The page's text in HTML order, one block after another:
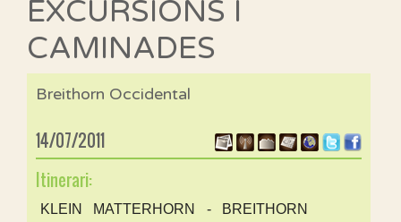
EXCURSIONS I
CAMINADES
Breithorn Occidental
14/07/2011
Itinerari:
KLEIN MATTERHORN - BREITHORN